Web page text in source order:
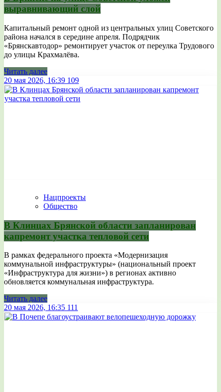
выравнивающий слой
Капитальный ремонт одной из центральных улиц Советского
района начался в середине апреля. Подрядчик
«Брянскавтодор» ремонтирует участок от переулка Трудового
до улицы Крахмалёва.
Читать далее
20 мая 2026, 16:39 109
Нацпроекты
Общество
В Клинцах Брянской области запланирован
капремонт участка тепловой сети
В рамках федерального проекта «Модернизация
коммунальной инфраструктуры» (национальный проект
«Инфраструктура для жизни») в регионах активно
обновляется коммунальная инфраструктура.
Читать далее
20 мая 2026, 16:35 111